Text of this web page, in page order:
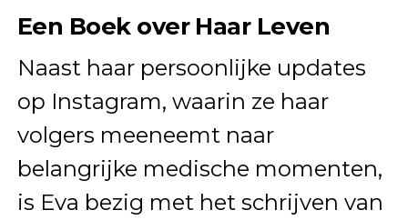
Een Boek over Haar Leven
Naast haar persoonlijke updates
op Instagram, waarin ze haar
volgers meeneemt naar
belangrijke medische momenten,
is Eva bezig met het schrijven van